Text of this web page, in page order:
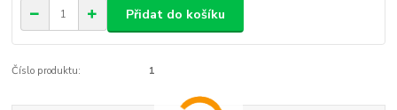
Přidat do košíku
Číslo produktu: 1